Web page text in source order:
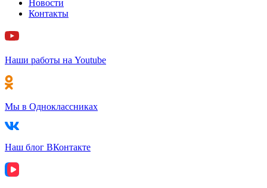
Новости
Контакты
Наши работы на Youtube
Мы в Одноклассниках
Наш блог ВКонтакте